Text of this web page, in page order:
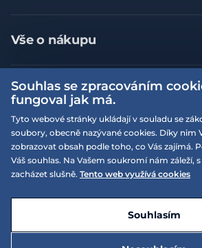
Vše o nákupu
Jak nakupovat
Nejčastější dotazy
Doprava a platba
Vrácení a výměna zboží
Reklamace
Velikostní tabulky
Více informací
Obchodní podmínky
Podmínky EQS věrnostního
On-line katalogy
Dotace
Naše prodejny
EQS Rudná
EQS Praha 9 - Letňany
E-shop vytvořila a technicky zajišťuje
Souhlas se zpracováním
fungoval jak má.
Tyto webové stránky ukládají v souladu se
soubory, obecně nazývané cookies. Díky nim
zobrazovat obsah podle toho, co Vás zajímá.
Váš souhlas. Na Vašem soukromí nám záleží,
zacházet slušně. Tento web využívá cookies
Souhlasím